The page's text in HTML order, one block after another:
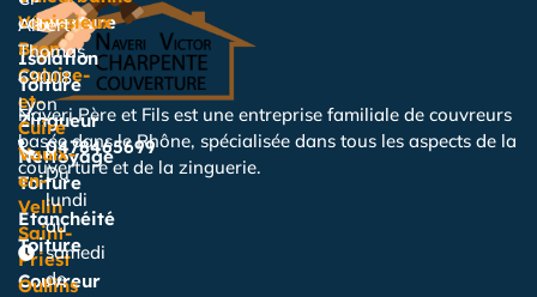
Naveri Père et Fils est une entreprise familiale de couvreurs
basée dans le Rhône, spécialisée dans tous les aspects de la
couverture et de la zinguerie.
couverture
Isolation
Toiture
Zingueur
Nettoyage
Toiture
Étanchéité
Toiture
Couvreur
Vénissieux
Bron
Caluire-
et-
Cuire
Vaulx-
en-
Velin
Saint-
Priest
Oullins
Albert
Thomas,
69008
Lyon
0478465699
Du
lundi
au
samedi
de